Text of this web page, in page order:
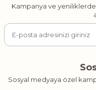
Kampanya ve
Sosyal medyaya özel